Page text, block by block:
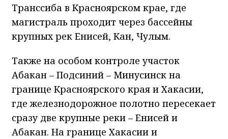
Транссиба в Красноярском крае, где
магистраль проходит через бассейны
крупных рек Енисей, Кан, Чулым.
Также на особом контроле участок
Абакан – Подсиний – Минусинск на
границе Красноярского края и Хакасии,
где железнодорожное полотно пересекает
сразу две крупные реки – Енисей и
Абакан. На границе Хакасии и